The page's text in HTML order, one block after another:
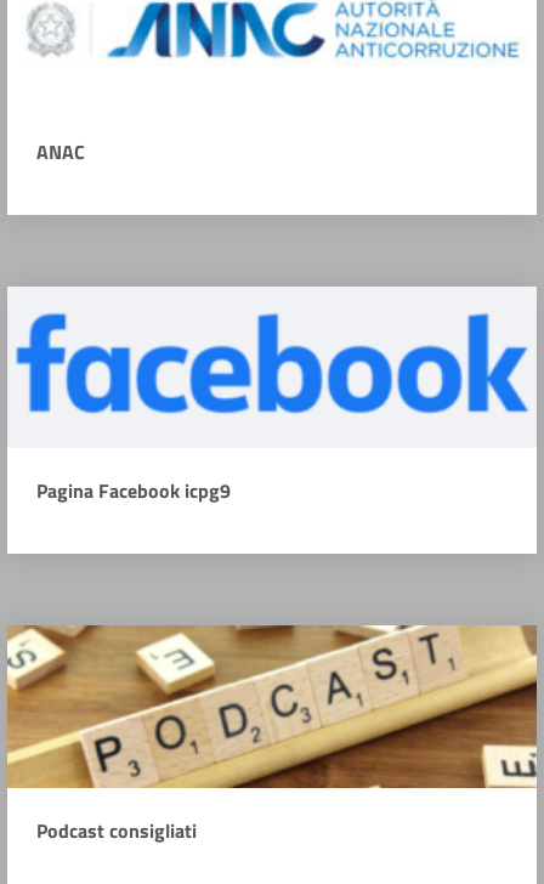
ANAC
Pagina Facebook icpg9
Podcast consigliati